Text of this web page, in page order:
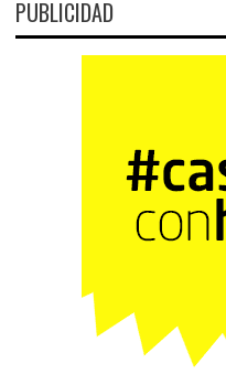
PUBLICIDAD